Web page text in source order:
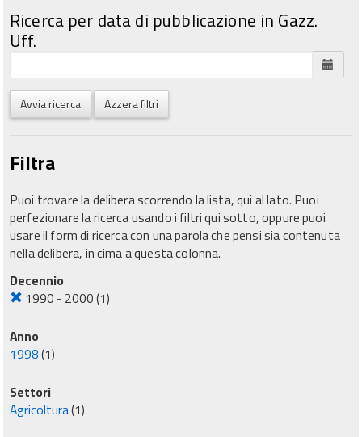
Ricerca per data di pubblicazione in Gazz.
Uff.
Avvia ricerca Azzera filtri
Filtra
Puoi trovare la delibera scorrendo la lista, qui al lato. Puoi
perfezionare la ricerca usando i filtri qui sotto, oppure puoi
usare il form di ricerca con una parola che pensi sia contenuta
nella delibera, in cima a questa colonna.
Decennio
1990 - 2000(1)
Anno
1998(1)
Settori
Agricoltura(1)